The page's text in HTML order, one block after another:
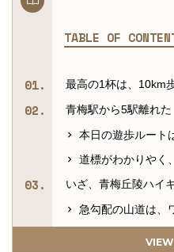
TABLE OF
最高の1杯は、10km
青梅駅から5駅離れた
本日の遊歩ルート
道標がわかりやく
いざ、青梅丘陵ハイ
急勾配の山道は、